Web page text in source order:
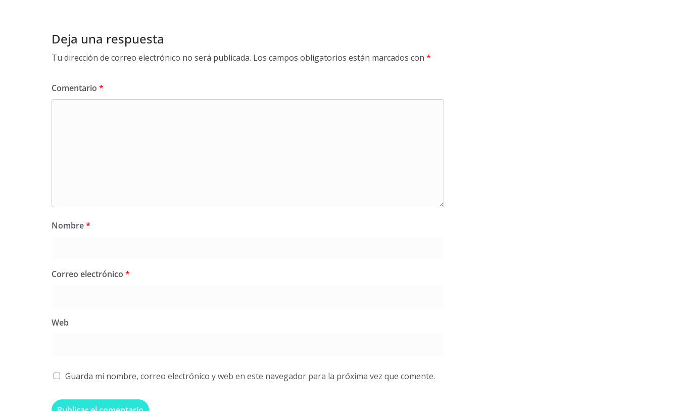
Deja una respuesta
Tu dirección de correo electrónico no será publicada. Los campos obligatorios están marcados con *
Comentario *
Nombre*
Correo electrónico *
Web
Guarda mi nombre, correo electrónico y web en este navegador para la próxima vez que comente.